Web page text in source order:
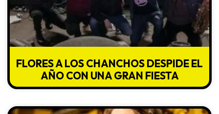
FLORES A LOS CHANCHOS DESPIDE EL
AÑO CON UNA GRAN FIESTA